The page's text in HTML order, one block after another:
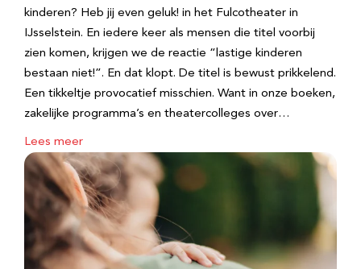
kinderen? Heb jij even geluk! in het Fulcotheater in
IJsselstein. En iedere keer als mensen die titel voorbij
zien komen, krijgen we de reactie “lastige kinderen
bestaan niet!”. En dat klopt. De titel is bewust prikkelend.
Een tikkeltje provocatief misschien. Want in onze boeken,
zakelijke programma’s en theatercolleges over…
Lees meer